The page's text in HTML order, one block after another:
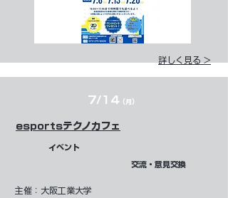
詳しく見る >
7/14 （月）
esportsテクノカフェ
イベント
交流・意見交換
主催：大阪工業大学